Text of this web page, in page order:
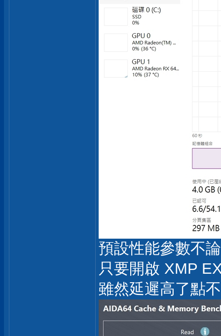
預設性能參數不
只要開啟 XMP
雖然延遲高了點